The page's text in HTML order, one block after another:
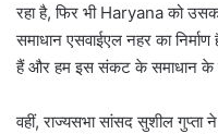
रहा है, फिर भी Haryana को
समाधान एसवाईएल नहर का
हैं और हम इस संकट के समाधान के
वहीं, राज्यसभा सांसद सुशील गुप्ता